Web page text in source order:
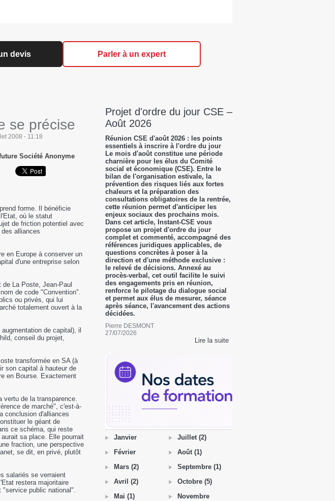
devis Parler à un expert
se précise
2008 - 11:18
Société Anonyme
forme. Il bénéficie
où le statut
de friction potentiel avec
alliances
en Europe à conserver un
d'une entreprise selon
La Poste, Jean-Paul
de code "Convention".
ou privés, qui lui
totalement ouvert à la
de capital), il
conseil du projet,
transformée en SA (à
son capital à hauteur de
en Bourse. Exactement
vertu de la transparence.
de marché", c'est-à-
conclusion d'alliances
le géant de
ce schéma, qui reste
sa place. Elle pourrait
fraction, une perspective
se dit, en privé, plutôt
salariés se verraient
restera majoritaire
"service public national".
Projet d'ordre du jour CSE –
Août 2026
Réunion CSE d'août 2026 : les points
essentiels à inscrire à l'ordre du jour
Le mois d'août constitue une période
charnière pour les élus du Comité
social et économique (CSE). Entre le
bilan de l'organisation estivale, la
prévention des risques liés aux fortes
chaleurs et la préparation des
consultations obligatoires de la rentrée,
cette réunion permet d'anticiper les
enjeux sociaux des prochains mois.
Dans cet article, Instant-CSE vous
propose un projet d'ordre du jour
complet et commenté, accompagné des
références juridiques applicables, de
questions concrètes à poser à la
direction et d'une méthode exclusive :
le relevé de décisions. Annexé au
procès-verbal, cet outil facilite le suivi
des engagements pris en réunion,
renforce le pilotage du dialogue social
et permet aux élus de mesurer, séance
après séance, l'avancement des actions
décidées.
Pierre DESMONT
27/07/2026
Lire la suite
Janvier
Février
Mars (2)
Avril (2)
Mai (1)
Juillet (2)
Août (1)
Septembre (1)
Octobre (5)
Novembre